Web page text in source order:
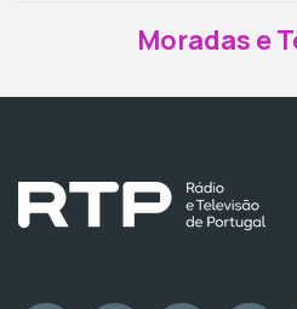
Moradas e